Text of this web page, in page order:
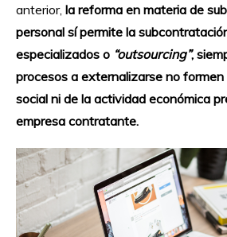
anterior, la reforma en materia de
personal sí permite la
especializados o “outsourcing”,
procesos a externalizarse no
social ni de la actividad económica
empresa contratante.